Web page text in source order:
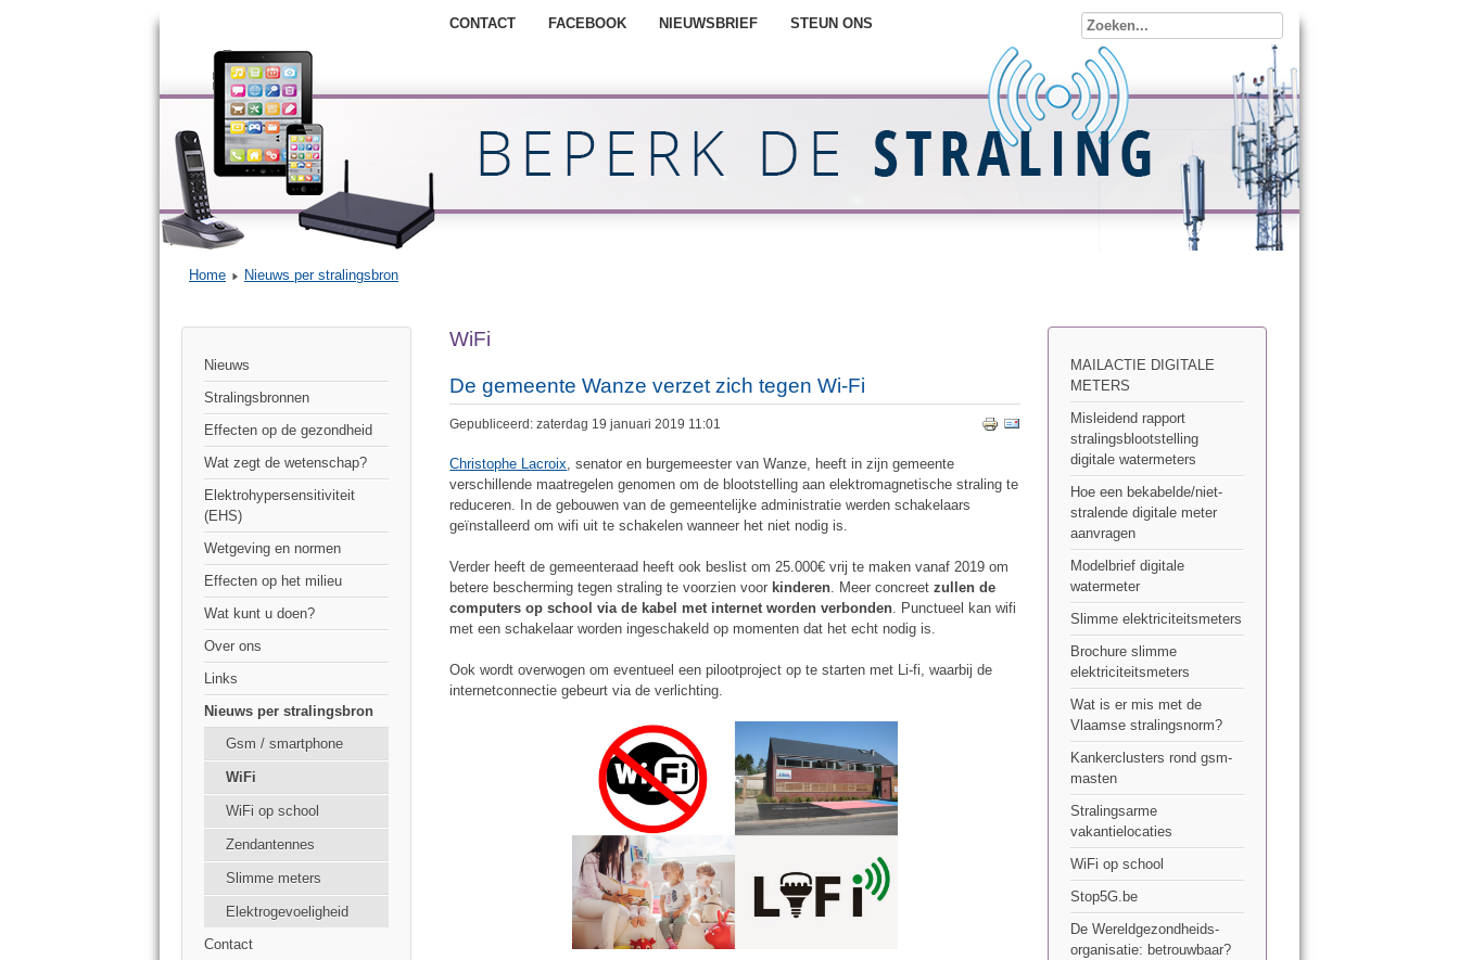
CONTACT FACEBOOK NIEUWSBRIEF STEUN ONS
Home Nieuws per stralingsbron
Nieuws
Stralingsbronnen
Effecten op de gezondheid
Wat zegt de wetenschap?
Elektrohypersensitiviteit
(EHS)
Wetgeving en normen
Effecten op het milieu
Wat kunt u doen?
Over ons
Links
Nieuws per stralingsbron
Gsm / smartphone
WiFi
WiFi op school
Zendantennes
Slimme meters
Elektrogevoeligheid
Contact
WiFi
De gemeente Wanze verzet zich tegen Wi-Fi
Gepubliceerd: zaterdag 19 januari 2019 11:01
Christophe Lacroix , senator en burgemeester van Wanze, heeft in zijn gemeente
verschillende maatregelen genomen om de blootstelling aan elektromagnetische straling te
reduceren. In de gebouwen van de gemeentelijke administratie werden schakelaars
geïnstalleerd om wifi uit te schakelen wanneer het niet nodig is.
Verder heeft de gemeenteraad heeft ook beslist om 25.000€ vrij te maken vanaf 2019 om
betere bescherming tegen straling te voorzien voor kinderen . Meer concreetzullen de
computers op school via de kabel met internet worden verbonden . Punctueel kan wifi
met een schakelaar worden ingeschakeld op momenten dat het echt nodig is.
Ook wordt overwogen om eventueel een pilootproject op te starten met Li-fi, waarbij de
internetconnectie gebeurt via de verlichting.
MAILACTIE DIGITALE
METERS
Misleidend rapport
stralingsblootstelling
digitale watermeters
Hoe een bekabelde/niet-
stralende digitale meter
aanvragen
Modelbrief digitale
watermeter
Slimme elektriciteitsmeters
Brochure slimme
elektriciteitsmeters
Wat is er mis met de
Vlaamse stralingsnorm?
Kankerclusters rond gsm-
masten
Stralingsarme
vakantielocaties
WiFi op school
Stop5G.be
De Wereldgezondheids-
organisatie: betrouwbaar?